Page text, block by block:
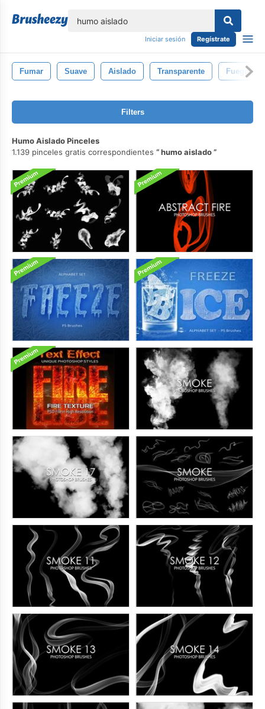
Iniciar sesión Regístrate
Fumar Suave Aislado Transparente Fuego
Filters
Humo Aislado Pinceles
1.139 pinceles gratis correspondientes
humo aislado